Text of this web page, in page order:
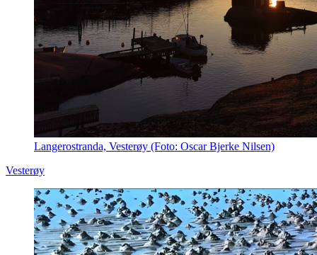
Langerostranda, Vesterøy (Foto: Oscar Bjerke Nilsen)
Vesterøy